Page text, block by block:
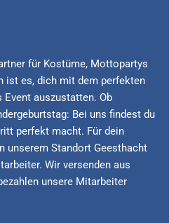
für Kostüme, Mottopartys
ist es, dich mit dem perfekten
auszustatten. Ob
Bei uns findest du
perfekt macht. Für dein
unserem Standort Geesthacht
Wir versenden aus
unsere Mitarbeiter